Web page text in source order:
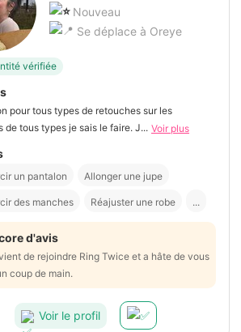
Nouveau
Se déplace à Oreye
vérifiée
pour tous types de retouches sur les
de tous types je sais le faire. J... Voir plus
un pantalon Allonger une jupe
des manches Réajuster une robe ...
d'avis
de rejoindre Ring Twice et a hâte de vous
coup de main.
Voir le profil